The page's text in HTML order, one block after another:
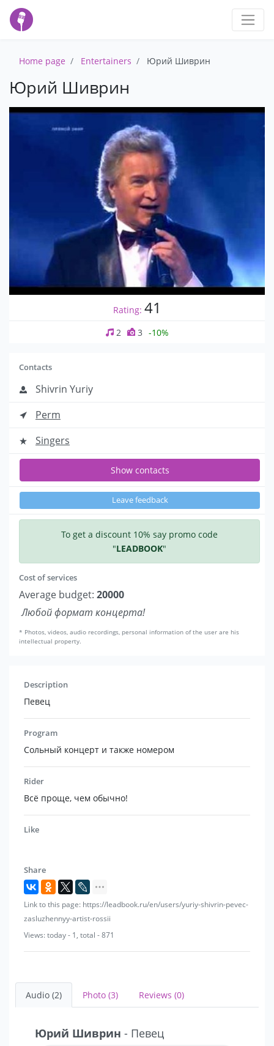
Home page Entertainers Юрий Шиврин
Юрий Шиврин
Rating: 41
2 3 -10%
Contacts
Shivrin Yuriy
Perm
Singers
Show contacts
Leave feedback
To get a discount 10% say promo code
"LEADBOOK"
Cost of services
Average budget: 20000
Любой формат концерта!
* Photos, videos, audio recordings, personal information of the user are his
intellectual property.
Description
Певец
Program
Сольный концерт и также номером
Rider
Всё проще, чем обычно!
Like
Share
Link to this page: https://leadbook.ru/en/users/yuriy-shivrin-pevec-
zasluzhennyy-artist-rossii
Views: today - 1, total - 871
Audio (2) Photo (3) Reviews (0)
Юрий Шиврин - Певец